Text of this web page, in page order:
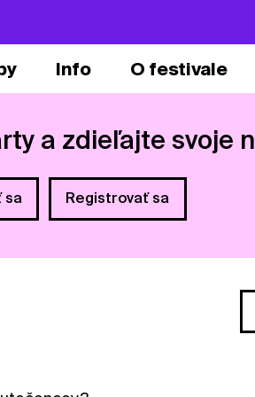
Info O festivale
a zdieľajte svoje
sa Registrovať sa